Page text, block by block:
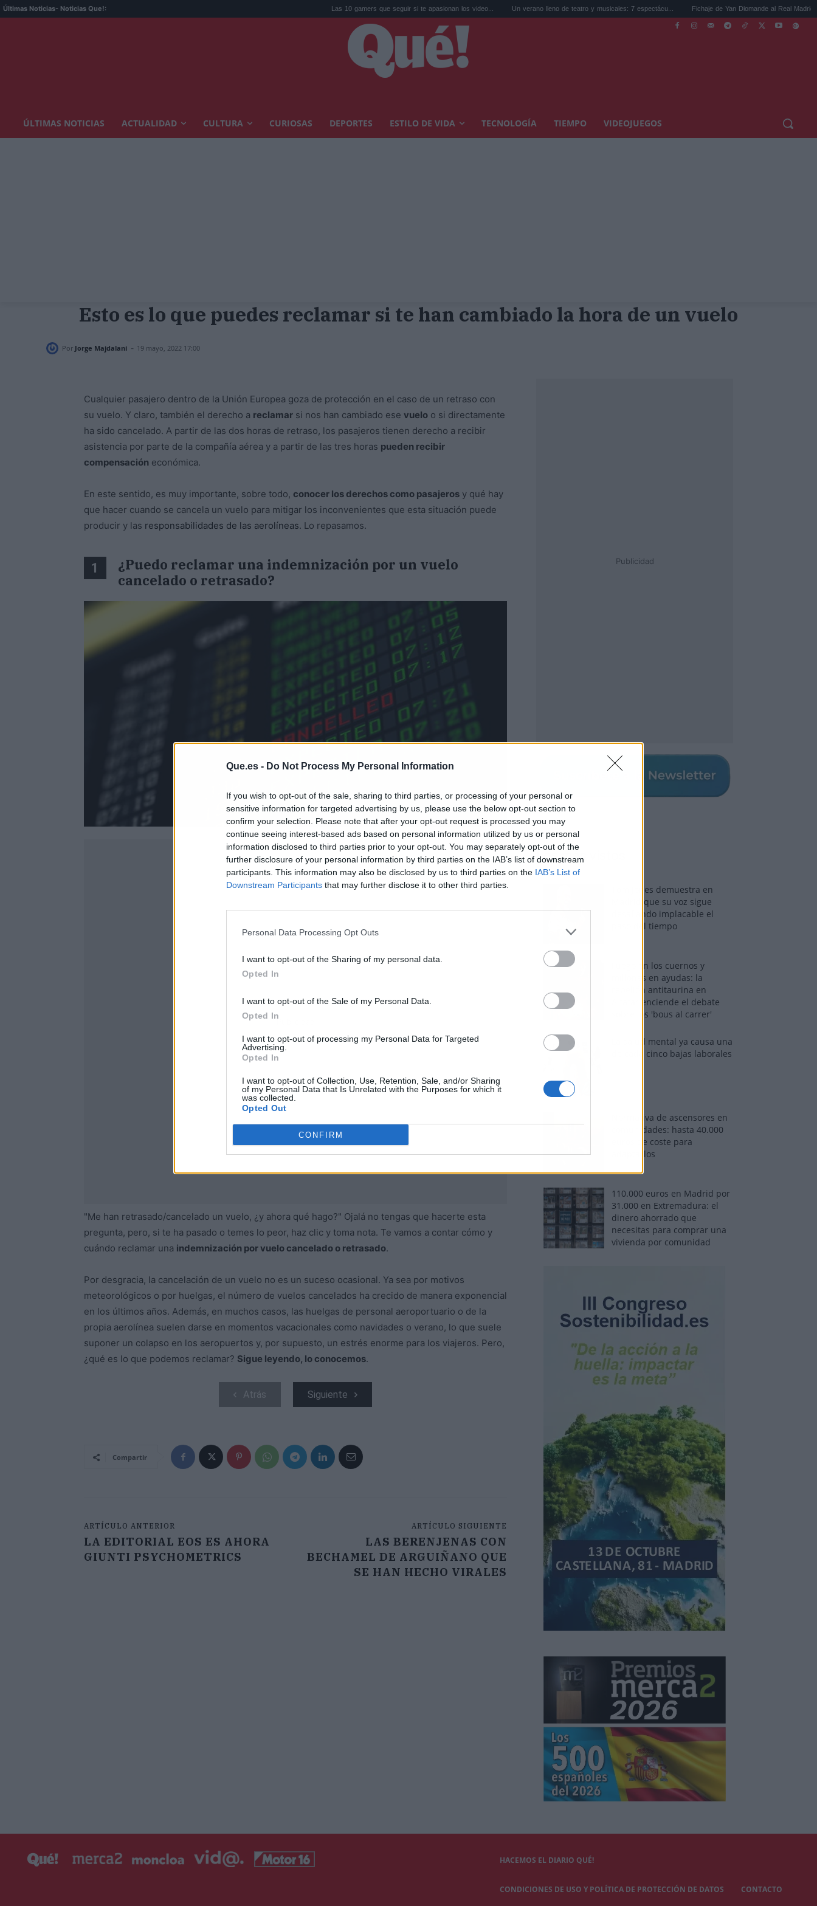
Que.es - Do Not Process My Personal Information
If you wish to opt-out of the sale, sharing to third parties, or processing of your personal or
sensitive information for targeted advertising by us, please use the below opt-out section to
confirm your selection. Please note that after your opt-out request is processed you may
continue seeing interest-based ads based on personal information utilized by us or personal
information disclosed to third parties prior to your opt-out. You may separately opt-out of the
further disclosure of your personal information by third parties on the IAB’s list of downstream
participants. This information may also be disclosed by us to third parties on the IAB’s List of
Downstream Participants that may further disclose it to other third parties.
Personal Data Processing Opt Outs
I want to opt-out of the Sharing of my personal data.
Opted In
I want to opt-out of the Sale of my Personal Data.
Opted In
I want to opt-out of processing my Personal Data for Targeted
Advertising.
Opted In
I want to opt-out of Collection, Use, Retention, Sale, and/or Sharing
of my Personal Data that Is Unrelated with the Purposes for which it
was collected.
Opted Out
CONFIRM
Últimas Noticias- Noticias Que!: Las 10 gamers que seguir si te apasionan los video... Un verano lleno de teatro y musicales: 7 espectácu... Fichaje de Yan Diomande al Real Madrid: pulveriza ...
ÚLTIMAS NOTICIAS ACTUALIDAD CULTURA CURIOSAS DEPORTES ESTILO DE VIDA TECNOLOGÍA TIEMPO VIDEOJUEGOS
Esto es lo que puedes reclamar si te han cambiado la hora de un vuelo
Por Jorge Majdalani - 19 mayo, 2022 17:00
Cualquier pasajero dentro de la Unión Europea goza de protección en el caso de un retraso con
su vuelo. Y claro, también el derecho a reclamar si nos han cambiado ese vuelo o si directamente
ha sido cancelado. A partir de las dos horas de retraso, los pasajeros tienen derecho a recibir
asistencia por parte de la compañía aérea y a partir de las tres horas pueden recibir
compensación económica.
En este sentido, es muy importante, sobre todo, conocer los derechos como pasajeros y qué hay
que hacer cuando se cancela un vuelo para mitigar los inconvenientes que esta situación puede
producir y las responsabilidades de las aerolíneas. Lo repasamos.
1
¿Puedo reclamar una indemnización por un vuelo
cancelado o retrasado?
Publicidad
"Me han retrasado/cancelado un vuelo, ¿y ahora qué hago?" Ojalá no tengas que hacerte esta
pregunta, pero, si te ha pasado o temes lo peor, haz clic y toma nota. Te vamos a contar cómo y
cuándo reclamar una indemnización por vuelo cancelado o retrasado.
Por desgracia, la cancelación de un vuelo no es un suceso ocasional. Ya sea por motivos
meteorológicos o por huelgas, el número de vuelos cancelados ha crecido de manera exponencial
en los últimos años. Además, en muchos casos, las huelgas de personal aeroportuario o de la
propia aerolínea suelen darse en momentos vacacionales como navidades o verano, lo que suele
suponer un colapso en los aeropuertos y, por supuesto, un estrés enorme para los viajeros. Pero,
¿qué es lo que podemos reclamar? Sigue leyendo, lo conocemos.
Atrás Siguiente
Compartir
ARTÍCULO ANTERIOR
LA EDITORIAL EOS ES AHORA
GIUNTI PSYCHOMETRICS
ARTÍCULO SIGUIENTE
LAS BERENJENAS CON
BECHAMEL DE ARGUIÑANO QUE
SE HAN HECHO VIRALES
Publicidad
Los más vistos
Tom Jones demuestra en
Madrid que su voz sigue
desafiando implacable el
paso del tiempo
Fuego en los cuernos y
millones en ayudas: la
rebelión antitaurina en
Alfafar enciende el debate
sobre los 'bous al carrer'
La salud mental ya causa una
de cada cinco bajas laborales
Normativa de ascensores en
comunidades: hasta 40.000
euros de coste para
adaptarlos
110.000 euros en Madrid por
31.000 en Extremadura: el
dinero ahorrado que
necesitas para comprar una
vivienda por comunidad
HACEMOS EL DIARIO QUÉ!
CONDICIONES DE USO Y POLÍTICA DE PROTECCIÓN DE DATOS CONTACTO